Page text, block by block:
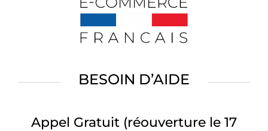
BESOIN D’AIDE
Appel Gratuit (réouverture le 17